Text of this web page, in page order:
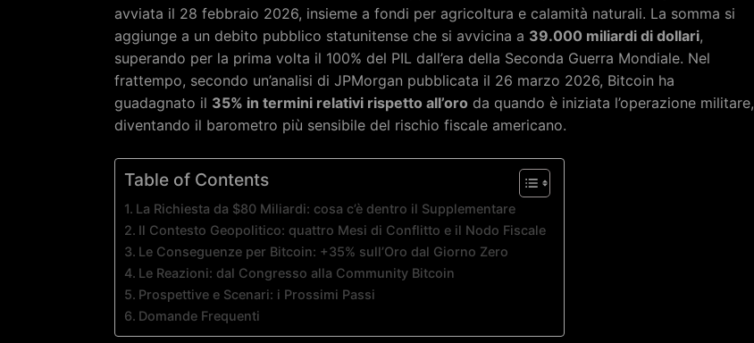
avviata il 28 febbraio 2026, insieme a fondi per agricoltura e calamità naturali. La somma si
aggiunge a un debito pubblico statunitense che si avvicina a 39.000 miliardi di dollari,
superando per la prima volta il 100% del PIL dall’era della Seconda Guerra Mondiale. Nel
frattempo, secondo un’analisi di JPMorgan pubblicata il 26 marzo 2026, Bitcoin ha
guadagnato il 35% in termini relativi rispetto all’oro da quando è iniziata l’operazione militare,
diventando il barometro più sensibile del rischio fiscale americano.
Table of Contents
La Richiesta da $80 Miliardi: cosa c’è dentro il Supplementare
Il Contesto Geopolitico: quattro Mesi di Conflitto e il Nodo Fiscale
Le Conseguenze per Bitcoin: +35% sull’Oro dal Giorno Zero
Le Reazioni: dal Congresso alla Community Bitcoin
Prospettive e Scenari: i Prossimi Passi
Domande Frequenti